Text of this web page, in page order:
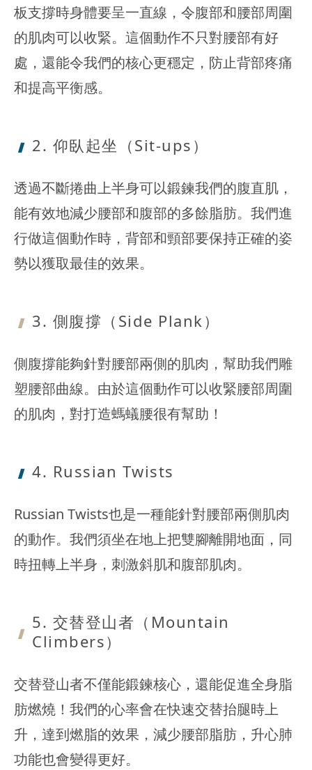
板支撐時身體要呈一直線，令腹部和腰部周圍
的肌肉可以收緊。這個動作不只對腰部有好
處，還能令我們的核心更穩定，防止背部疼痛
和提高平衡感。
2. 仰臥起坐 （Sit-ups）
透過不斷捲曲上半身可以鍛鍊我們的腹直肌，
能有效地減少腰部和腹部的多餘脂肪。我們進
行做這個動作時，背部和頸部要保持正確的姿
勢以獲取最佳的效果。
3. 側腹撐（ Side Plank）
側腹撐能夠針對腰部兩側的肌肉，幫助我們雕
塑腰部曲線。由於這個動作可以收緊腰部周圍
的肌肉，對打造螞蟻腰很有幫助！
4. Russian Twists
Russian Twists也是一種能針對腰部兩側肌肉
的動作。我們須坐在地上把雙腳離開地面，同
時扭轉上半身，刺激斜肌和腹部肌肉。
5. 交替登山者（Mountain
Climbers）
交替登山者不僅能鍛鍊核心，還能促進全身脂
肪燃燒！我們的心率會在快速交替抬腿時上
升，達到燃脂的效果，減少腰部脂肪，升心肺
功能也會變得更好。